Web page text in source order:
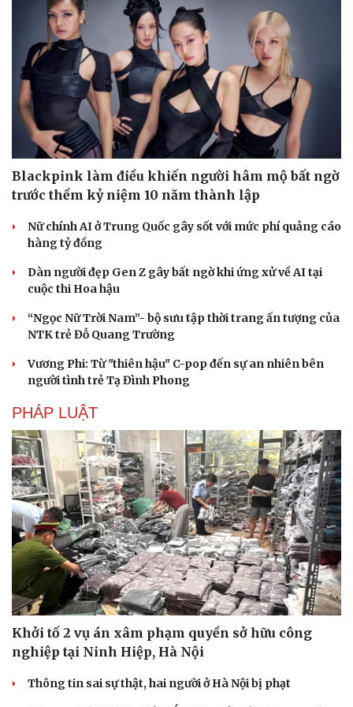
Tư vấn
Săn Tour
check-in
Câu chuyện thời sự
Đọc truyện đêm khuya
Cửa sổ tình yêu
Kể chuyện cho bé
Hạt giống tâm hồn
Blackpink làm điều khiến người hâm mộ bất ngờ
trước thềm kỷ niệm 10 năm thành lập
Nữ chính AI ở Trung Quốc gây sốt với mức phí quảng cáo
hàng tỷ đồng
Dàn người đẹp Gen Z gây bất ngờ khi ứng xử về AI tại
cuộc thi Hoa hậu
“Ngọc Nữ Trời Nam”- bộ sưu tập thời trang ấn tượng của
NTK trẻ Đỗ Quang Trường
Vương Phi: Từ "thiên hậu" C-pop đến sự an nhiên bên
người tình trẻ Tạ Đình Phong
PHÁP LUẬT
Khởi tố 2 vụ án xâm phạm quyền sở hữu công
nghiệp tại Ninh Hiệp, Hà Nội
Thông tin sai sự thật, hai người ở Hà Nội bị phạt